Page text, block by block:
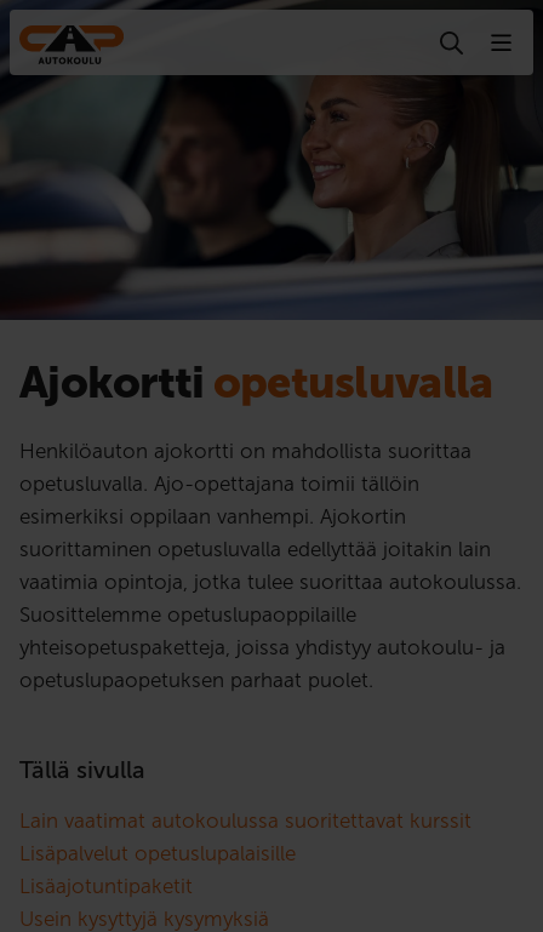
Hyppää sisältöön
Ajokortti opetusluvalla
Henkilöauton ajokortti on mahdollista suorittaa
opetusluvalla. Ajo-opettajana toimii tällöin
esimerkiksi oppilaan vanhempi. Ajokortin
suorittaminen opetusluvalla edellyttää joitakin lain
vaatimia opintoja, jotka tulee suorittaa autokoulussa.
Suosittelemme opetuslupaoppilaille
yhteisopetuspaketteja, joissa yhdistyy autokoulu- ja
opetuslupaopetuksen parhaat puolet.
Tällä sivulla
Lain vaatimat autokoulussa suoritettavat kurssit
Lisäpalvelut opetuslupalaisille
Lisäajotuntipaketit
Usein kysyttyjä kysymyksiä